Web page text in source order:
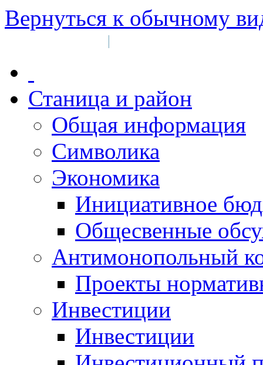
Вернуться к обычному
|
Станица и район
Общая информация
Символика
Экономика
Инициативное
Общесвенные
Антимонопольный
Проекты
Инвестиции
Инвестиции